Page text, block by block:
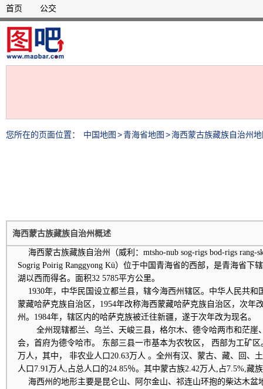
首页 公交
您所在的页面位置： 中国地图 >青海省地图 >海西蒙古族藏族自治州
海西蒙古族藏族自治州概述
海西蒙古族藏族自治州（威利：mtsho-nub sog-rigs bod-rigs rang-
Sogrig Poirig Ranggyong Kü）位于中国青海省的西部，是青海省下
湖以西而得名。面积32 5785平方公里。
1930年，中华民国设立都兰县，辖今海西州辖区。中华人民共和
蒙藏哈萨克族自治区，1954年改称海西蒙藏哈萨克族自治区，次年
州。1984年，辖区内的哈萨克族被迁往新疆，遂于次年改为现名。
全州现辖都兰、乌兰、天峻三县，格尔木、德令哈两市和茫崖
会，首府为德令哈市。 东部三县一市基本为农牧区， 西部为工矿区
万人，其中， 非农业人口20.63万人 。全州有汉、蒙古、藏、回、
人口7.91万人,占总人口的24.85％。其中蒙古族2.42万人,占7.5%,藏
海西州的地形主要是昆仑山、阿尔金山、祁连山环抱的柴达木盆